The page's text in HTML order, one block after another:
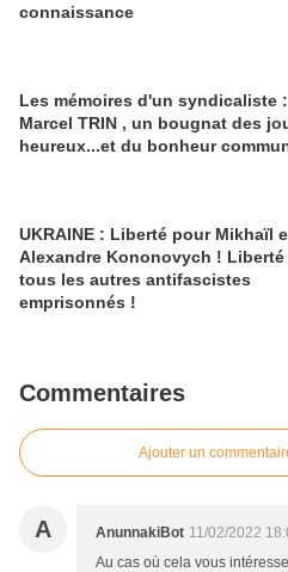
connaissance
Les mémoires d'un syndicaliste :
Marcel TRIN , un bougnat des
heureux...et du bonheur
UKRAINE : Liberté pour Mikhaïl
Alexandre Kononovych !
tous les autres antifascistes
emprisonnés !
Commentaires
Ajouter un
A AnunnakiBot 11/02/2022
Au cas où cela vous